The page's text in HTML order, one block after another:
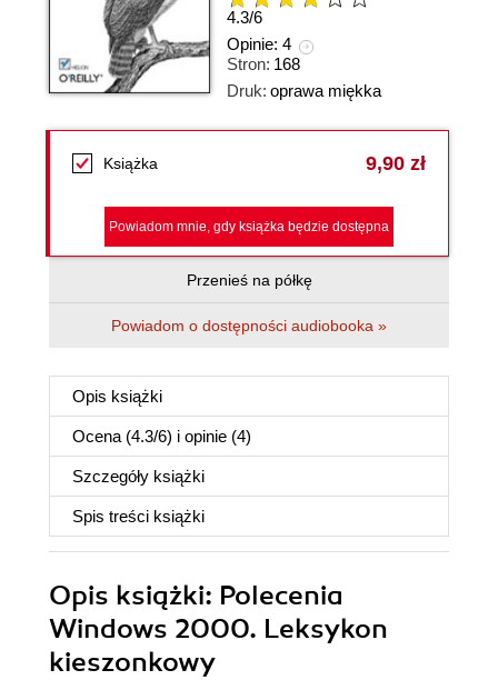
4.3/6
Opinie: 4
Stron: 168
Druk: oprawa miękka
Książka 9,90 zł
Powiadom mnie, gdy książka będzie dostępna
Przenieś na półkę
Powiadom o dostępności audiobooka »
Opis książki
Ocena (4.3/6) i opinie (4)
Szczegóły książki
Spis treści książki
Opis książki: Polecenia
Windows 2000. Leksykon
kieszonkowy